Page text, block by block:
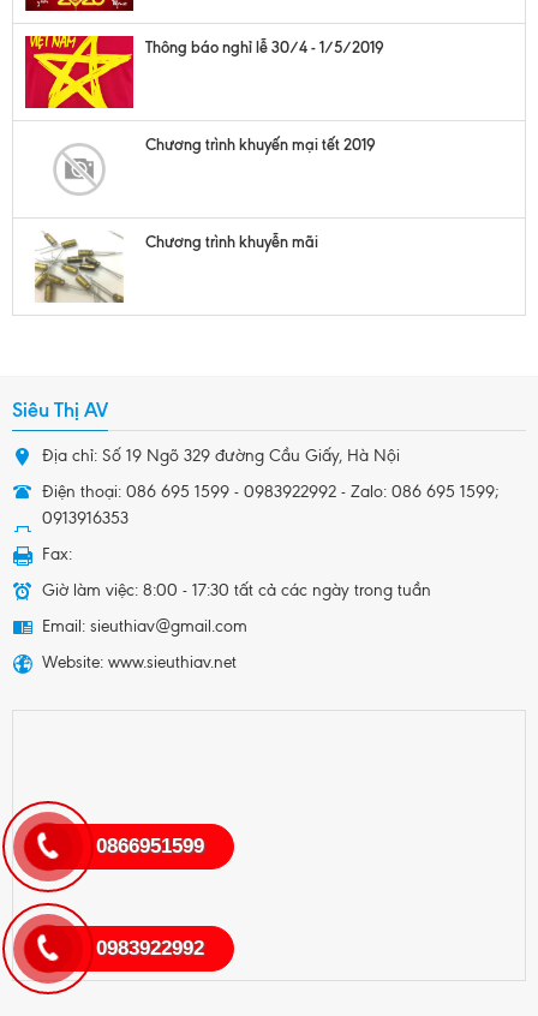
Thông báo nghỉ lễ 30/4 - 1/5/2019
Chương trình khuyến mại tết 2019
Chương trình khuyễn mãi
Siêu Thị AV
Địa chỉ: Số 19 Ngõ 329 đường Cầu Giấy, Hà Nội
Điện thoại: 086 695 1599 - 0983922992 - Zalo: 086 695 1599;
0913916353
Fax:
Giờ làm việc: 8:00 - 17:30 tất cả các ngày trong tuần
Email: sieuthiav@gmail.com
Website: www.sieuthiav.net
0983922992
0866951599